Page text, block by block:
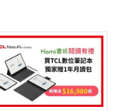
美國總統，而是潛藏的
物。
操弄媒體掩人耳目，以
遍及全球的毀滅計畫。
奈米機，彷彿無所不在